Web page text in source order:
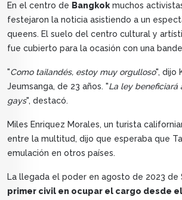
En el centro de Bangkokmuchos
festejaron la noticia asistiendo a un
queens. El suelo del centro cultural y
fue cubierto para la ocasión con una
"Como tailandés, estoy muy orgulloso", dijo
Jeumsanga, de 23 años. "La ley beneficiará
gays", destacó.
Miles Enriquez Morales, un turista
entre la multitud, dijo que esperaba que
emulación en otros países.
La llegada el poder en agosto de 2023 de
primer civil en ocupar el cargo desde